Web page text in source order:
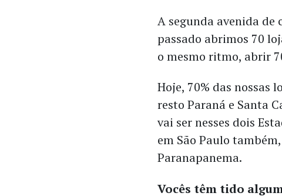
A segunda avenida de
passado abrimos 70
o mesmo ritmo, abrir
Hoje, 70% das nossas
resto Paraná e Santa
vai ser nesses dois
em São Paulo
Paranapanema.
Vocês têm tido